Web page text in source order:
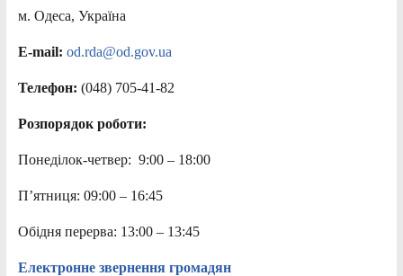
м. Одеса, Україна
E-mail: od.rda@od.gov.ua
Телефон: (048) 705-41-82
Розпорядок роботи:
Понеділок-четвер: 9:00 – 18:00
П’ятниця: 09:00 – 16:45
Обідня перерва: 13:00 – 13:45
Електронне звернення громадян